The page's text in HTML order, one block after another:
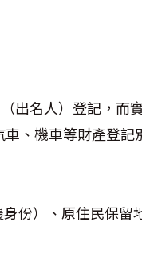
出名人）登記，而
、機車等財產登記
份）、原住民保留